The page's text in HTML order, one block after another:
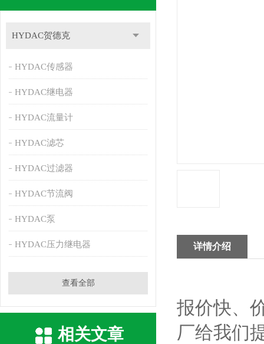
HYDAC贺德克
HYDAC传感器
HYDAC继电器
HYDAC流量计
HYDAC滤芯
HYDAC过滤器
HYDAC节流阀
HYDAC泵
HYDAC压力继电器
查看全部
相关文章
详情介绍
报价快、
厂给我们